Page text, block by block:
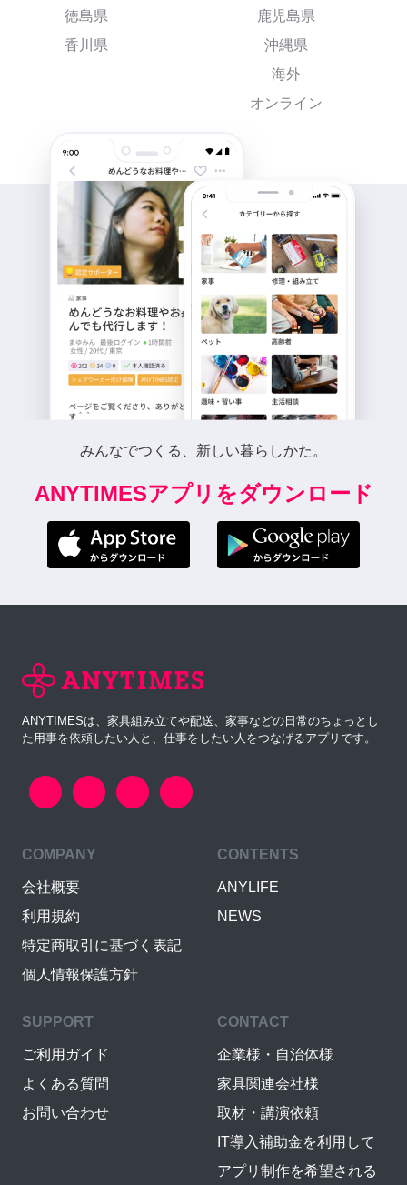
徳島県
香川県
鹿児島県
沖縄県
海外
オンライン
みんなでつくる、新しい暮らしかた。
ANYTIMESアプリをダウンロード
ANYTIMESは、家具組み立てや配送、家事などの日常のちょっとし
た用事を依頼したい人と、仕事をしたい人をつなげるアプリです。
COMPANY
会社概要
利用規約
特定商取引に基づく表記
個人情報保護方針
CONTENTS
ANYLIFE
NEWS
SUPPORT
ご利用ガイド
よくある質問
お問い合わせ
CONTACT
企業様・自治体様
家具関連会社様
取材・講演依頼
IT導入補助金を利用して
アプリ制作を希望される